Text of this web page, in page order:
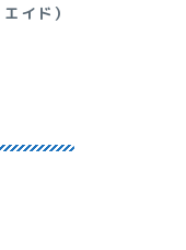
イド）